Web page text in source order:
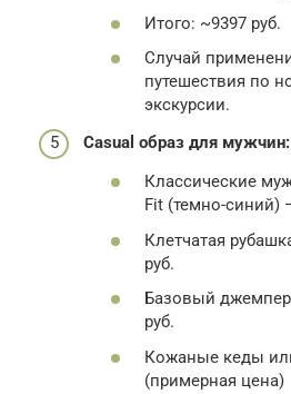
Итого: ~9397 руб.
Случай
путешествия по
экскурсии.
Casual образ для мужчин:
Классические
Fit (темно-синий)
Клетчатая
руб.
Базовый
руб.
Кожаные кеды
(примерная цена)